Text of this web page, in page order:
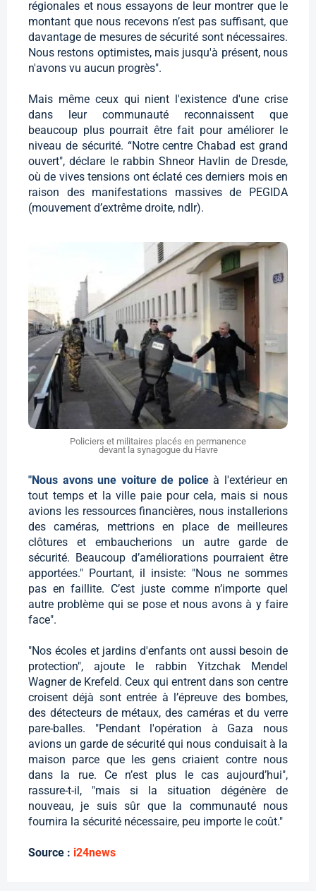
régionales et nous essayons de leur montrer que le
montant que nous recevons n’est pas suffisant, que
davantage de mesures de sécurité sont nécessaires.
Nous restons optimistes, mais jusqu'à présent, nous
n'avons vu aucun progrès".
Mais même ceux qui nient l'existence d'une crise
dans leur communauté reconnaissent que
beaucoup plus pourrait être fait pour améliorer le
niveau de sécurité. “Notre centre Chabad est grand
ouvert", déclare le rabbin Shneor Havlin de Dresde,
où de vives tensions ont éclaté ces derniers mois en
raison des manifestations massives de PEGIDA
(mouvement d’extrême droite, ndlr).
Policiers et militaires placés en permanence
devant la synagogue du Havre
"Nous avons une voiture de police à l'extérieur en
tout temps et la ville paie pour cela, mais si nous
avions les ressources financières, nous installerions
des caméras, mettrions en place de meilleures
clôtures et embaucherions un autre garde de
sécurité. Beaucoup d’améliorations pourraient être
apportées." Pourtant, il insiste: "Nous ne sommes
pas en faillite. C’est juste comme n’importe quel
autre problème qui se pose et nous avons à y faire
face".
"Nos écoles et jardins d'enfants ont aussi besoin de
protection", ajoute le rabbin Yitzchak Mendel
Wagner de Krefeld. Ceux qui entrent dans son centre
croisent déjà sont entrée à l’épreuve des bombes,
des détecteurs de métaux, des caméras et du verre
pare-balles. "Pendant l'opération à Gaza nous
avions un garde de sécurité qui nous conduisait à la
maison parce que les gens criaient contre nous
dans la rue. Ce n’est plus le cas aujourd’hui",
rassure-t-il, "mais si la situation dégénère de
nouveau, je suis sûr que la communauté nous
fournira la sécurité nécessaire, peu importe le coût."
Source : i24news